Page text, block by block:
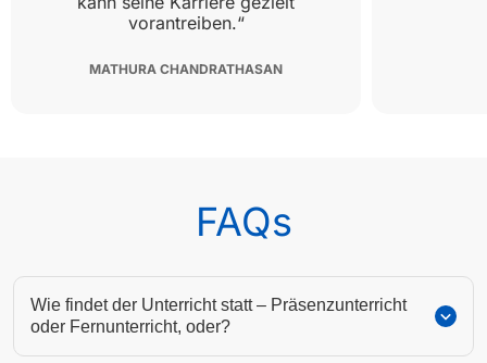
vorantreiben.“
MATHURA CHANDRATHASAN
FAQs
Wie findet der Unterricht statt – Präsenzunterricht
oder Fernunterricht, oder?